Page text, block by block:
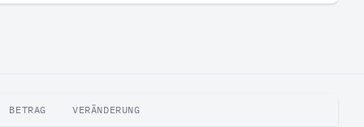
BETRAG VERÄNDERUNG